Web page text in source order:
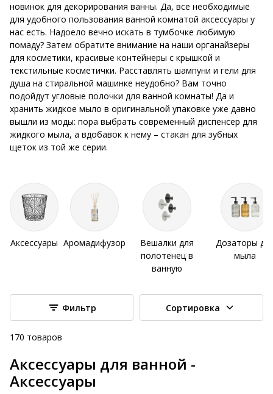
новинок для декорирования ванны. Да, все необходимые
для удобного пользования ванной комнатой аксессуары у
нас есть. Надоело вечно искать в тумбочке любимую
помаду? Затем обратите внимание на наши органайзеры
для косметики, красивые контейнеры с крышкой и
текстильные косметички. Расставлять шампуни и гели для
душа на стиральной машинке неудобно? Вам точно
подойдут угловые полочки для ванной комнаты! Да и
хранить жидкое мыло в оригинальной упаковке уже давно
вышли из моды: пора выбрать современный диспенсер для
жидкого мыла, а вдобавок к нему – стакан для зубных
щеток из той же серии.
Аксессуары Аромадифузор
Вешалки для
полотенец в
ванную
Дозаторы
мыла
Фильтр Сортировка
170 товаров
Аксессуары для ванной -
Аксессуары